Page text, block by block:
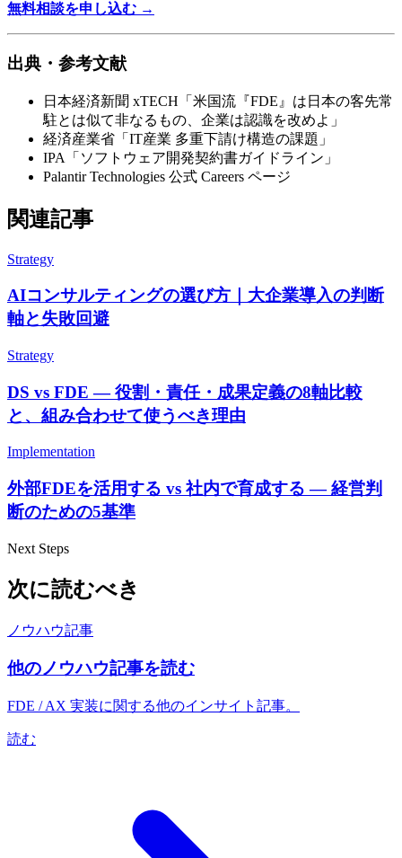
無料相談を​申し込む →
出典・参考文献
日本経済新聞 xTECH​「米国流『FDE』は​日本の​客先常
駐とは​似て​非なる​もの、​企業は​認識を​改めよ」
経済産業省​「IT産業 多重下請け構造の​課題」
IPA​「ソフトウェア開発契約書ガイドライン」
Palantir Technologies 公式 Careers ページ
関連記事
Strategy
AIコンサルティングの選び方｜大企業導入の判断
軸と失敗回避
Strategy
DS vs FDE — 役割・責任・成果定義の8軸比較
と、組み合わせて使うべき理由
Implementation
外部FDEを活用する vs 社内で育成する — 経営判
断のための5基準
Next Steps
次に読むべき
ノウハウ記事
他のノウハウ記事を読む
FDE / AX 実装に関する他のインサイト記事。
読む